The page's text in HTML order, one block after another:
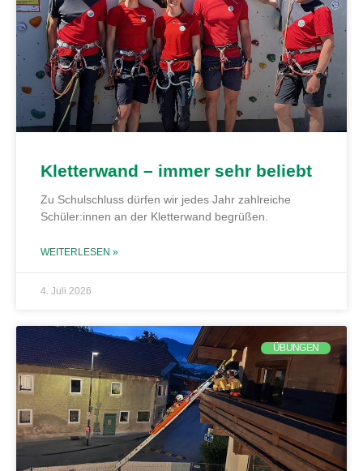
Kletterwand – immer sehr beliebt
Zu Schulschluss dürfen wir jedes Jahr zahlreiche
Schüler:innen an der Kletterwand begrüßen.
WEITERLESEN »
4. Juli 2026
ÜBUNGEN